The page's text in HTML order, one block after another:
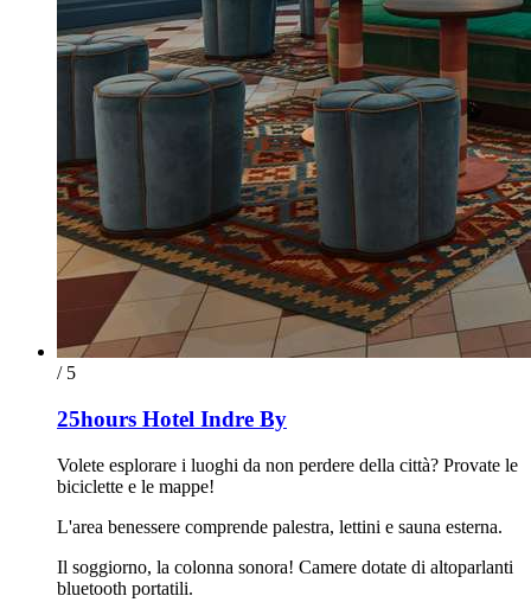
/ 5
25hours Hotel Indre By
Volete esplorare i luoghi da non perdere della città? Provate le
biciclette e le mappe!
L'area benessere comprende palestra, lettini e sauna esterna.
Il soggiorno, la colonna sonora! Camere dotate di altoparlanti
bluetooth portatili.